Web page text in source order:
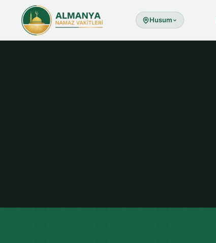
Husum